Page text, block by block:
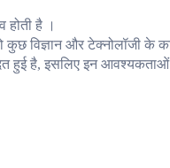
है ।
विज्ञान और टेक्नोलॉजी के
हुई है, इसलिए इन आवश्यकताओं